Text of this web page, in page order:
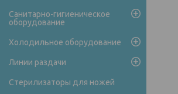
Санитарно-гигиеническое
оборудование
Холодильное оборудование
Линии раздачи
Стерилизаторы для ножей